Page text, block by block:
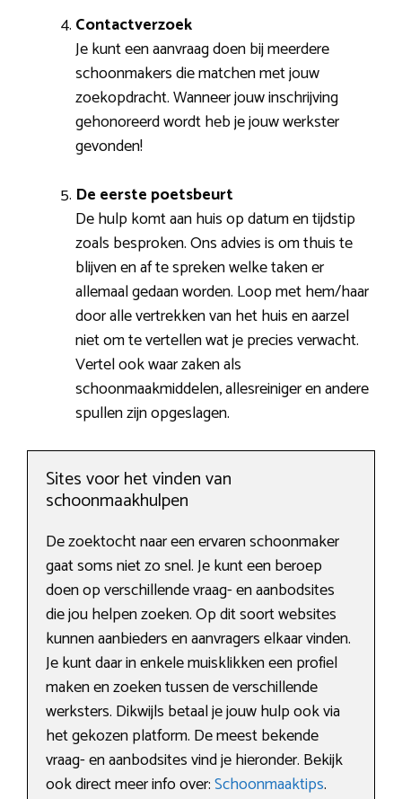
Contactverzoek
Je kunt een aanvraag doen bij meerdere
schoonmakers die matchen met jouw
zoekopdracht. Wanneer jouw inschrijving
gehonoreerd wordt heb je jouw werkster
gevonden!
De eerste poetsbeurt
De hulp komt aan huis op datum en tijdstip
zoals besproken. Ons advies is om thuis te
blijven en af te spreken welke taken er
allemaal gedaan worden. Loop met hem/haar
door alle vertrekken van het huis en aarzel
niet om te vertellen wat je precies verwacht.
Vertel ook waar zaken als
schoonmaakmiddelen, allesreiniger en andere
spullen zijn opgeslagen.
Sites voor het vinden van
schoonmaakhulpen
De zoektocht naar een ervaren schoonmaker
gaat soms niet zo snel. Je kunt een beroep
doen op verschillende vraag- en aanbodsites
die jou helpen zoeken. Op dit soort websites
kunnen aanbieders en aanvragers elkaar vinden.
Je kunt daar in enkele muisklikken een profiel
maken en zoeken tussen de verschillende
werksters. Dikwijls betaal je jouw hulp ook via
het gekozen platform. De meest bekende
vraag- en aanbodsites vind je hieronder. Bekijk
ook direct meer info over:Schoonmaaktips.